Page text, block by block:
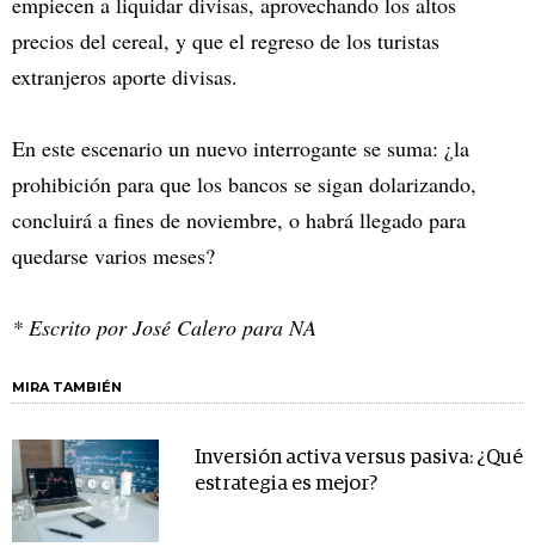
precios del cereal, y que el regreso de los turistas
extranjeros aporte divisas.
En este escenario un nuevo interrogante se suma: ¿la
prohibición para que los bancos se sigan dolarizando,
concluirá a fines de noviembre, o habrá llegado para
quedarse varios meses?
* Escrito por José Calero para NA
MIRA TAMBIÉN
Inversión activa versus pasiva: ¿Qué
estrategia es mejor?